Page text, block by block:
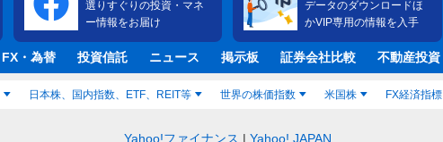
選りすぐりの投資・マネ
ー情報をお届け
データのダウンロードほ
かVIP専用の情報を入手
FX・為替 投資信託 ニュース 掲示板 証券会社比較 不動産投資
日本株、国内指数、ETF、REIT等 世界の株価指数 米国株 FX経済指標
Yahoo!ファイナンス Yahoo! JAPAN